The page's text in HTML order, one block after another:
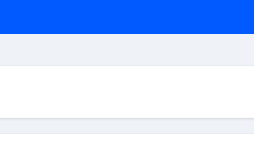
регистрация, разрешение